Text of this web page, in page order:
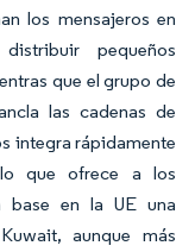
los mensajeros en
pequeños
que el grupo de
las cadenas de
integra rápidamente
que ofrece a los
base en la UE una
aunque más